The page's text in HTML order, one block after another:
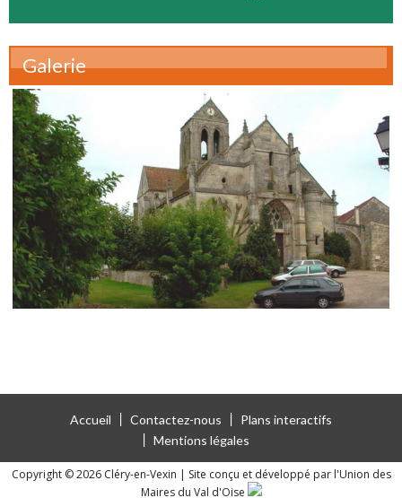
Galerie
Accueil Contactez-nous
Plans interactifs
Mentions légales
Copyright © 2026 Cléry-en-Vexin | Site conçu et développé par l'Union des
Maires du Val d'Oise